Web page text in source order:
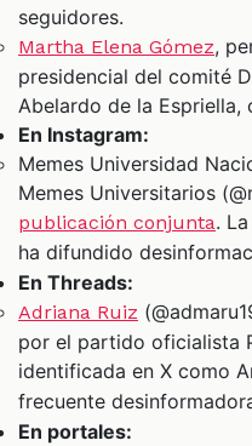
seguidores.
Martha Elena Gómez,
presidencial del comité
Abelardo de la Espriella,
En Instagram:
Memes Universidad
Memes Universitarios
publicación conjunta.
ha difundido
En Threads:
Adriana Ruiz
por el partido oficialista
identificada en X como
frecuente
En portales: